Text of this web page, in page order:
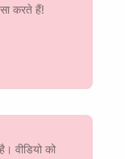
करते हैं!
वीडियो को